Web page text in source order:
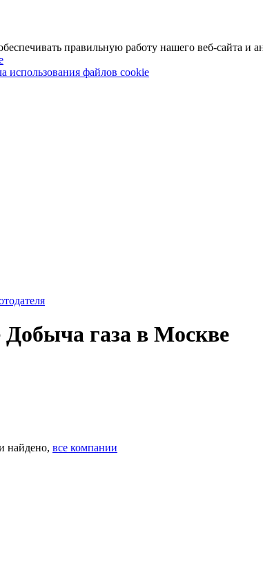
правильную работу нашего веб-сайта и
использования файлов cookie
газа в Москве
найдено, все компании